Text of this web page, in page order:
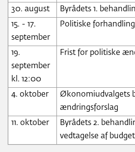
tidsplan,
for
med
budgetforslag
2023
30. august
Byrådets 1.
15. - 17.
september
Politiske
19.
september
kl. 12:00
Frist for politiske
4. oktober
Økonomiudvalgets
ændringsforslag
11. oktober
Byrådets 2.
vedtagelse af